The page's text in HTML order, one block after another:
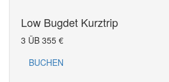
Low Bugdet Kurztrip
3 ÜB 355 €
BUCHEN